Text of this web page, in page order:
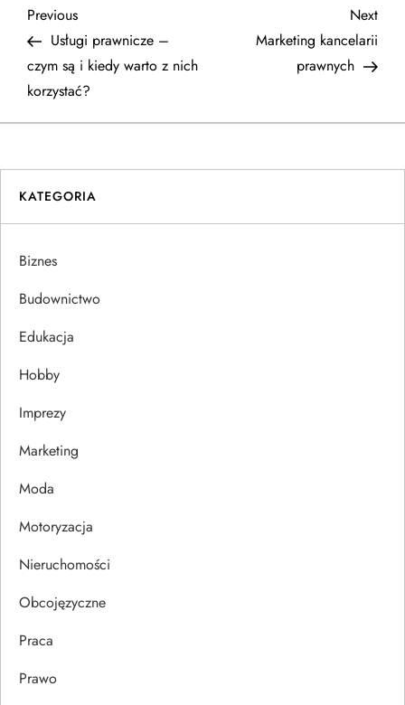
N
a
w
g
a
c
j
a
w
p
i
s
u
Previous
Post
Previous
Usługi prawnicze –
czym są i kiedy warto z nich
korzystać?
Next
Next
Marketing kancelarii
prawnych
KATEGORIA
Biznes
Budownictwo
Edukacja
Hobby
Imprezy
Marketing
Moda
Motoryzacja
Nieruchomości
Obcojęzyczne
Praca
Prawo